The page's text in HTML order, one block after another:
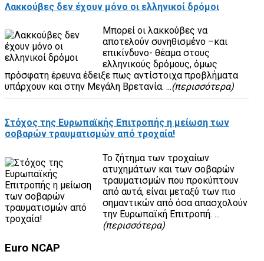
Λακκούβες δεν έχουν μόνο οι ελληνικοί δρόμοι
Μπορεί οι λακκούβες να
αποτελούν συνηθισμένο –και
επικίνδυνο- θέαμα στους
ελληνικούς δρόμους, όμως
πρόσφατη έρευνα έδειξε πως αντίστοιχα προβλήματα
υπάρχουν και στην Μεγάλη Βρετανία. ...(περισσότερα)
Στόχος της Ευρωπαϊκής Επιτροπής η μείωση των
σοβαρών τραυματισμών από τροχαία!
Το ζήτημα των τροχαίων
ατυχημάτων και των σοβαρών
τραυματισμών που προκύπτουν
από αυτά, είναι μεταξύ των πιο
σημαντικών από όσα απασχολούν
την Ευρωπαϊκή Επιτροπή. ...
(περισσότερα)
Euro NCAP